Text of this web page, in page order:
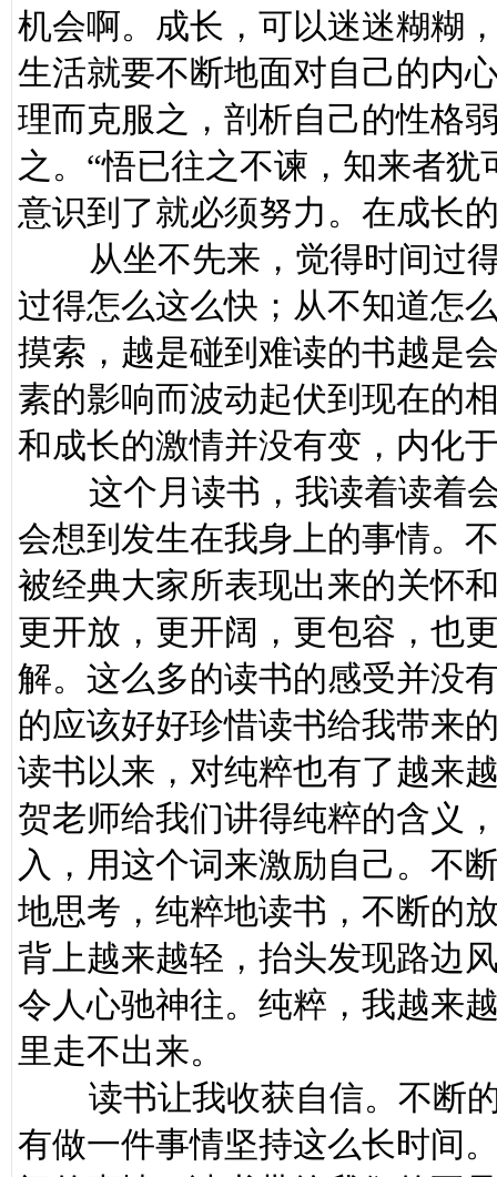
机会啊。成长，可以迷迷糊糊
生活就要不断地面对自己的内
理而克服之，剖析自己的性格
之。“悟已往之不谏，知来者
意识到了就必须努力。在成长
从坐不先来，觉得时间过得
过得怎么这么快；从不知道怎
摸索，越是碰到难读的书越是
素的影响而波动起伏到现在的
和成长的激情并没有变，内化
这个月读书，我读着读着会
会想到发生在我身上的事情。
被经典大家所表现出来的关怀
更开放，更开阔，更包容，也
解。这么多的读书的感受并没
的应该好好珍惜读书给我带来
读书以来，对纯粹也有了越来
贺老师给我们讲得纯粹的含义
入，用这个词来激励自己。不
地思考，纯粹地读书，不断的
背上越来越轻，抬头发现路边
令人心驰神往。纯粹，我越来
里走不出来。
读书让我收获自信。不断的
有做一件事情坚持这么长时间